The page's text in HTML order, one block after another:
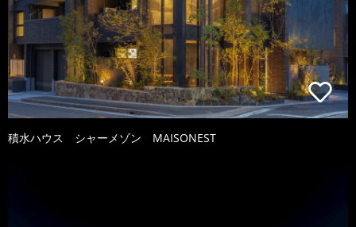
積水ハウス シャーメゾン MAISONEST